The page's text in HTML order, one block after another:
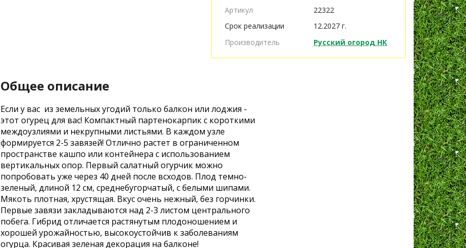
Артикул
22322
Срок реализации
12.2027 г.
Производитель
Русский огород НК
Общее описание
Если у вас из земельных угодий только балкон или лоджия -
этот огурец для вас! Компактный партенокарпик с короткими
междоузлиями и некрупными листьями. В каждом узле
формируется 2-5 завязей! Отлично растет в ограниченном
пространстве кашпо или контейнера с использованием
вертикальных опор. Первый салатный огурчик можно
попробовать уже через 40 дней после всходов. Плод темно-
зеленый, длиной 12 см, среднебугорчатый, с белыми шипами.
Мякоть плотная, хрустящая. Вкус очень нежный, без горчинки.
Первые завязи закладываются над 2-3 листом центрального
побега. Гибрид отличается растянутым плодоношением и
хорошей урожайностью, высокоустойчив к заболеваниям
огурца. Красивая зеленая декорация на балконе!